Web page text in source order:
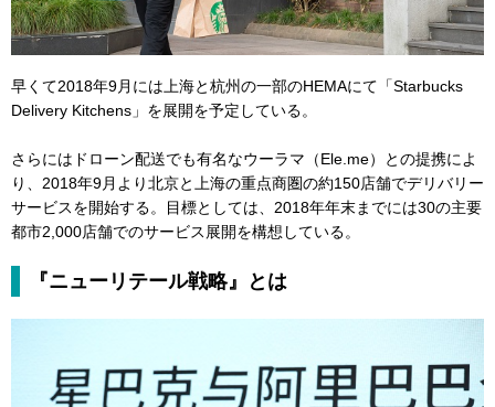
早くて2018年9月には上海と杭州の一部のHEMAにて「Starbucks
Delivery Kitchens」を展開を予定している。
さらにはドローン配送でも有名なウーラマ（Ele.me）との提携によ
り、2018年9月より北京と上海の重点商圏の約150店舗でデリバリー
サービスを開始する。目標としては、2018年年末までには30の主要
都市2,000店舗でのサービス展開を構想している。
『ニューリテール戦略』とは